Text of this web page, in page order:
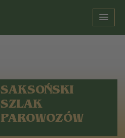
SAKSOŃSKI
SZLAK
PAROWOZÓW